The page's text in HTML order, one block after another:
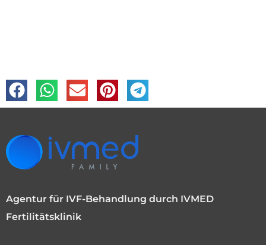
Agentur für IVF-Behandlung durch IVMED
Fertilitätsklinik